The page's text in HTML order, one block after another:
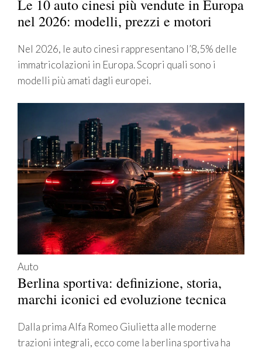
Le 10 auto cinesi più vendute in Europa
nel 2026: modelli, prezzi e motori
Nel 2026, le auto cinesi rappresentano l’8,5% delle
immatricolazioni in Europa. Scopri quali sono i
modelli più amati dagli europei.
Auto
Berlina sportiva: definizione, storia,
marchi iconici ed evoluzione tecnica
Dalla prima Alfa Romeo Giulietta alle moderne
trazioni integrali, ecco come la berlina sportiva ha